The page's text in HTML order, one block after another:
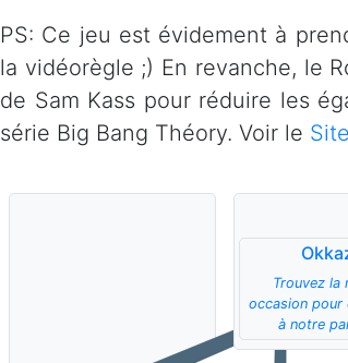
PS: Ce jeu est évidement à
la vidéorègle ;) En revanche, le
de Sam Kass pour réduire les
série Big Bang Théory. Voir le
Trouvez la
occasion pour
à notre